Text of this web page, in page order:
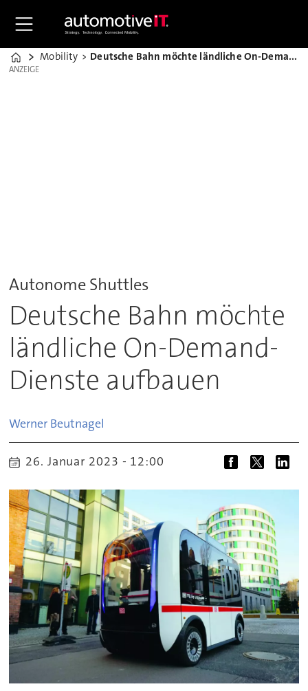
Home
Mobility Deutsche Bahn möchte ländliche On-Demand-Dienste aufbauen
ANZEIGE
ANZEIGE
Autonome Shuttles
Deutsche Bahn möchte
ländliche On-Demand-
Dienste aufbauen
Werner Beutnagel
26. Januar 2023 - 12:00